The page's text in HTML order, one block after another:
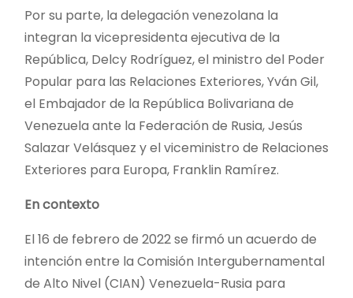
Por su parte, la delegación venezolana la
integran la vicepresidenta ejecutiva de la
República, Delcy Rodríguez, el ministro del Poder
Popular para las Relaciones Exteriores, Yván Gil,
el Embajador de la República Bolivariana de
Venezuela ante la Federación de Rusia, Jesús
Salazar Velásquez y el viceministro de Relaciones
Exteriores para Europa, Franklin Ramírez.
En contexto
El 16 de febrero de 2022 se firmó un acuerdo de
intención entre la Comisión Intergubernamental
de Alto Nivel (CIAN) Venezuela-Rusia para